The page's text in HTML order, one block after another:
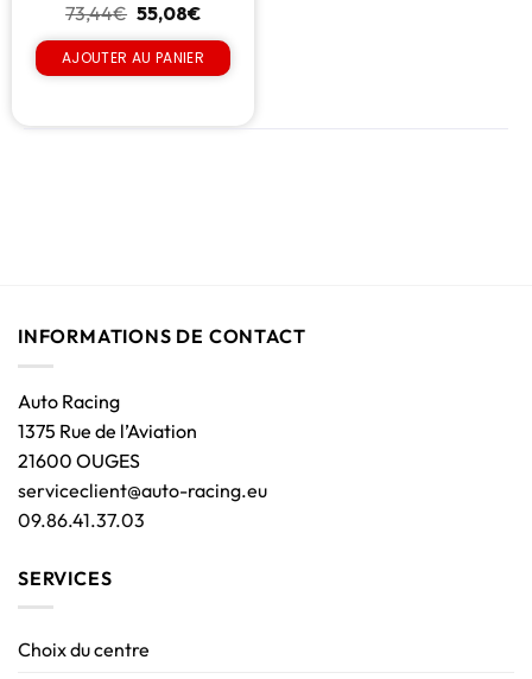
73,44€ 55,08€
AJOUTER AU PANIER
INFORMATIONS DE CONTACT
Auto Racing
1375 Rue de l’Aviation
21600 OUGES
serviceclient@auto-racing.eu
09.86.41.37.03
SERVICES
Choix du centre